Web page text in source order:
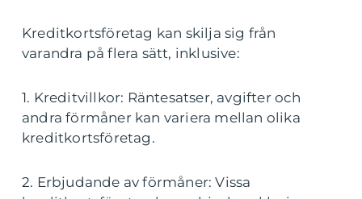
Kreditkortsföretag kan skilja sig från
varandra på flera sätt, inklusive:
1. Kreditvillkor: Räntesatser, avgifter och
andra förmåner kan variera mellan olika
kreditkortsföretag.
2. Erbjudande av förmåner: Vissa